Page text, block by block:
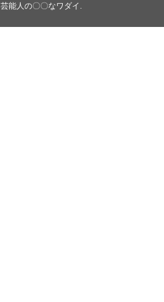
芸能人の〇〇なワダイ